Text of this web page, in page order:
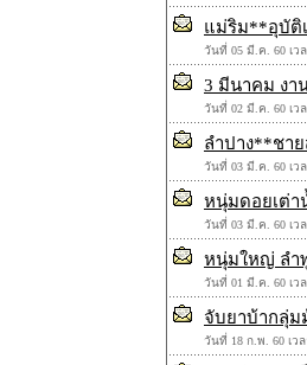
แม่ริม**อุบัติ
วันที่ 05 มี.ค. 60 เว
3 มีนาคม งา
วันที่ 02 มี.ค. 60 เว
ลำปาง**ชา
วันที่ 03 มี.ค. 60 เว
หนุ่มดอยเต่า
วันที่ 03 มี.ค. 60 เว
หนุ่มใหญ่ ลำ
วันที่ 01 มี.ค. 60 เว
จับยาบ้ากลุ่ม
วันที่ 18 ก.พ. 60 เว